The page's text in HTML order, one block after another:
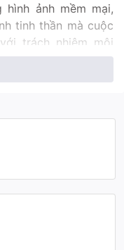
hình ảnh mềm mại,
tinh thần mà cuộc
trách nhiệm môi